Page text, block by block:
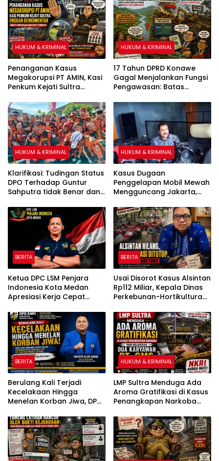
HUKUM & KRIMINAL
Penanganan Kasus
Megakorupsi PT AMIN, Kasi
Penkum Kejati Sultra
Terkait Pemeriksaan
Surveyor PT Tribhakti
HUKUM & KRIMINAL
17 Tahun DPRD Konawe
Gagal Menjalankan Fungsi
Pengawasan: Batas
Amonggedo tidak Mampu
Diselesaikan
HUKUM & KRIMINAL
Klarifikasi: Tudingan Status
DPO Terhadap Guntur
Sahputra tidak Benar dan
HUKUM & KRIMINAL
Kasus Dugaan
Penggelapan Mobil Mewah
Mengguncang Jakarta,
Hukum di Polda Metro Jaya
BERITA
Ketua DPC LSM Penjara
Indonesia Kota Medan
Apresiasi Kerja Cepat
Ungkap Kasus Dugaan
Pemerasan
BERITA
Usai Disorot Kasus Alsintan
Rp112 Miliar, Kepala Dinas
Perkebunan-Hortikultura
Komunikasi dengan Media
BERITA
Berulang Kali Terjadi
Kecelakaan Hingga
Menelan Korban Jiwa, DPD
Penghentian Aktivitas
Hauling dan Evaluasi Total
Perizinan PT Sultra Prima
Lestari
HUKUM & KRIMINAL
LMP Sultra Menduga Ada
Aroma Gratifikasi di Kasus
Penangkapan Narkoba
Karyawan PT GMS